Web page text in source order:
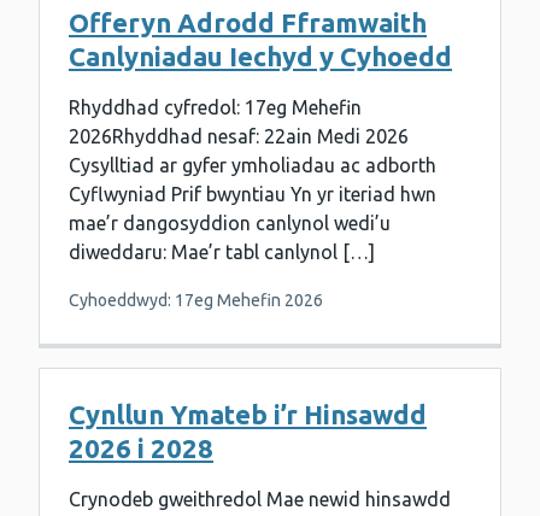
Offeryn Adrodd Fframwaith
Canlyniadau Iechyd y Cyhoedd
Rhyddhad cyfredol: 17eg Mehefin
2026Rhyddhad nesaf: 22ain Medi 2026
Cysylltiad ar gyfer ymholiadau ac adborth
Cyflwyniad Prif bwyntiau Yn yr iteriad hwn
mae’r dangosyddion canlynol wedi’u
diweddaru: Mae’r tabl canlynol […]
Cyhoeddwyd: 17eg Mehefin 2026
Cynllun Ymateb i’r Hinsawdd
2026 i 2028
Crynodeb gweithredol Mae newid hinsawdd